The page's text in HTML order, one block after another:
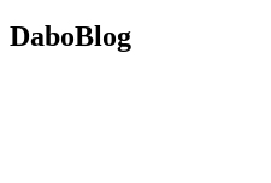
DaboBlog